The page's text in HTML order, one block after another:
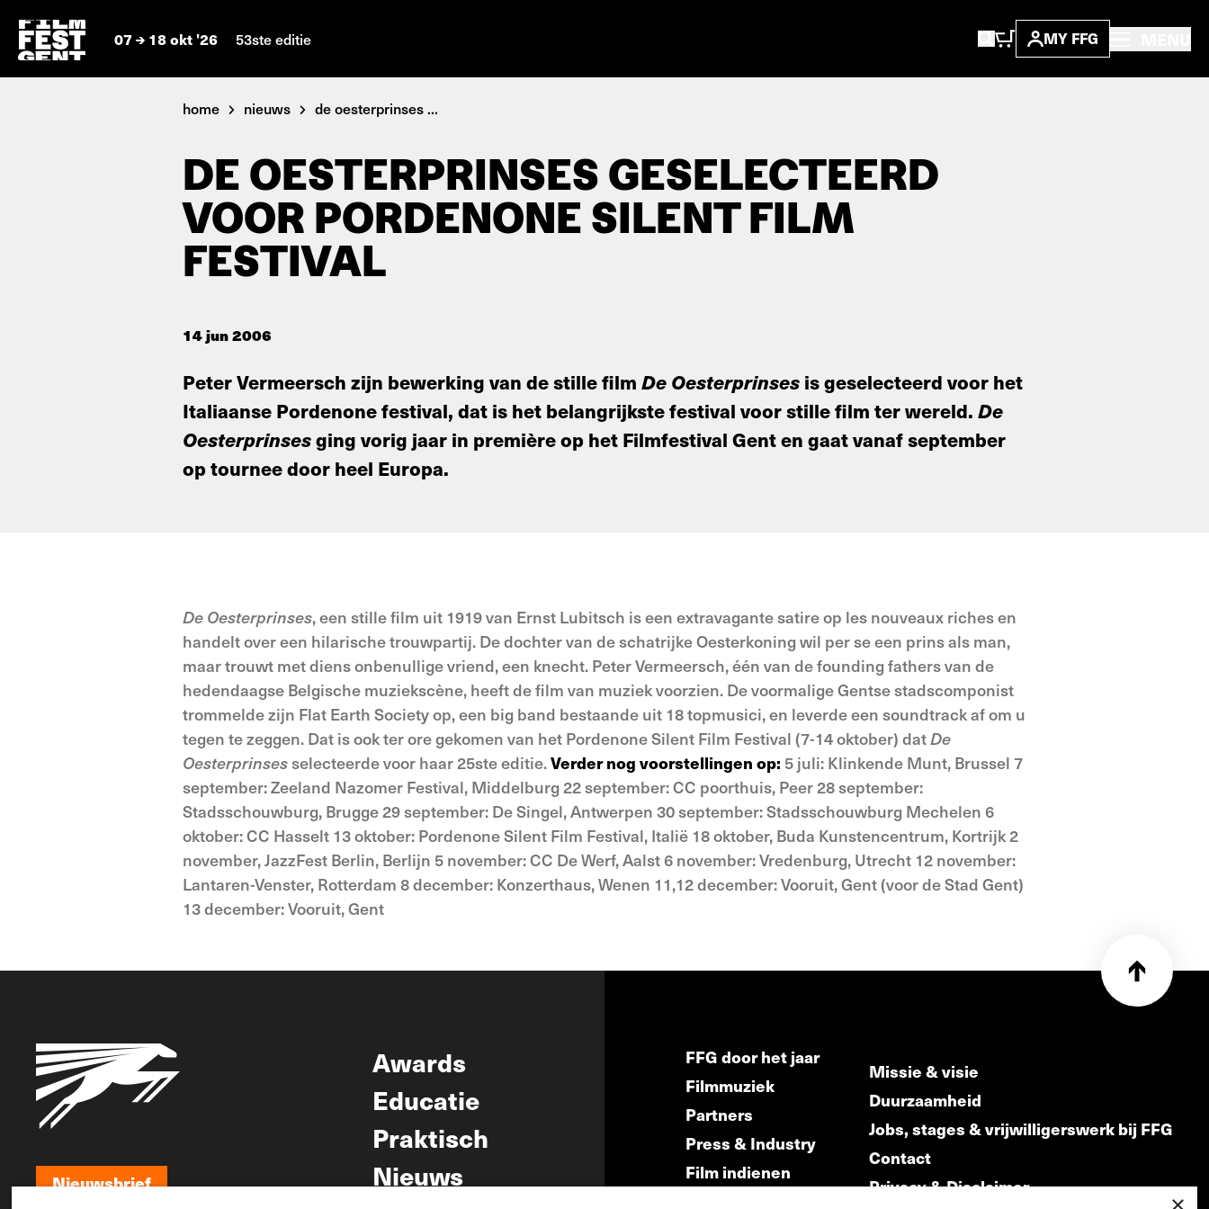
07 18 okt '26 53ste editie MY FFG
home nieuws de oesterprinses ...
DE OESTERPRINSES GESELECTEERD
VOOR PORDENONE SILENT FILM
FESTIVAL
14 jun 2006
Peter Vermeersch zijn bewerking van de stille film De Oesterprinses is geselecteerd voor het
Italiaanse Pordenone festival, dat is het belangrijkste festival voor stille film ter wereld. De
Oesterprinsesging vorig jaar in première op het Filmfestival Gent en gaat vanaf september
op tournee door heel Europa.
De Oesterprinses, een stille film uit 1919 van Ernst Lubitsch is een extravagante satire op les nouveaux riches en
handelt over een hilarische trouwpartij. De dochter van de schatrijke Oesterkoning wil per se een prins als man,
maar trouwt met diens onbenullige vriend, een knecht. Peter Vermeersch, één van de founding fathers van de
hedendaagse Belgische muziekscène, heeft de film van muziek voorzien. De voormalige Gentse stadscomponist
trommelde zijn Flat Earth Society op, een big band bestaande uit 18 topmusici, en leverde een soundtrack af om u
tegen te zeggen. Dat is ook ter ore gekomen van het Pordenone Silent Film Festival (7-14 oktober) datDe
Oesterprinsesselecteerde voor haar 25ste editie.Verder nog voorstellingen op: 5 juli: Klinkende Munt, Brussel 7
september: Zeeland Nazomer Festival, Middelburg 22 september: CC poorthuis, Peer 28 september:
Stadsschouwburg, Brugge 29 september: De Singel, Antwerpen 30 september: Stadsschouwburg Mechelen 6
oktober: CC Hasselt 13 oktober: Pordenone Silent Film Festival, Italië 18 oktober, Buda Kunstencentrum, Kortrijk 2
november, JazzFest Berlin, Berlijn 5 november: CC De Werf, Aalst 6 november: Vredenburg, Utrecht 12 november:
Lantaren-Venster, Rotterdam 8 december: Konzerthaus, Wenen 11,12 december: Vooruit, Gent (voor de Stad Gent)
13 december: Vooruit, Gent
Nieuwsbrief
Awards
Educatie
Praktisch
Nieuws
FFG door het jaar
Filmmuziek
Partners
Press & Industry
Film indienen
Missie & visie
Duurzaamheid
Jobs, stages & vrijwilligerswerk bij FFG
Contact
Privacy & Disclaimer